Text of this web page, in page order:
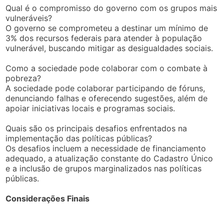
Qual é o compromisso do governo com os grupos mais
vulneráveis?
O governo se comprometeu a destinar um mínimo de
3% dos recursos federais para atender à população
vulnerável, buscando mitigar as desigualdades sociais.
Como a sociedade pode colaborar com o combate à
pobreza?
A sociedade pode colaborar participando de fóruns,
denunciando falhas e oferecendo sugestões, além de
apoiar iniciativas locais e programas sociais.
Quais são os principais desafios enfrentados na
implementação das políticas públicas?
Os desafios incluem a necessidade de financiamento
adequado, a atualização constante do Cadastro Único
e a inclusão de grupos marginalizados nas políticas
públicas.
Considerações Finais